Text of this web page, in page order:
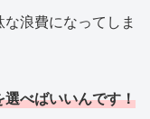
浪費になってしま
べばいいんです！